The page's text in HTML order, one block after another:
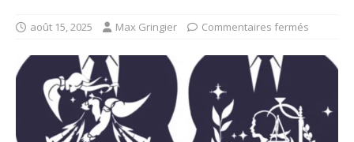
août 15, 2025 Max Gringier Commentaires fermés